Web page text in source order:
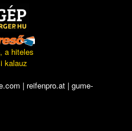
a hiteles
kalauz
| reifenpro.at | gume-